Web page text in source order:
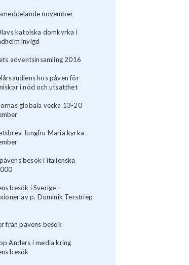
november
katolska domkyrka i
invigd
adventsinsamling 2016
hos påven för
i nöd och utsatthet
globala vecka 13-20
Jungfru Maria kyrka -
besök i italienska
besök i Sverige -
av p. Dominik Terstriep
från påvens besök
Anders i media kring
besök